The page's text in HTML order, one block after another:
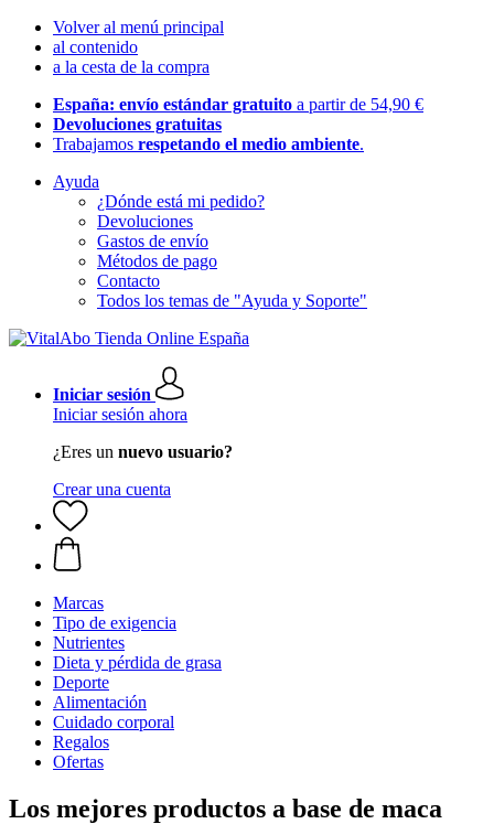
Volver al menú principal
al contenido
a la cesta de la compra
España: envío estándar gratuito a partir de 54,90 €
Devoluciones gratuitas
Trabajamos respetando el medio ambiente.
Ayuda
¿Dónde está mi pedido?
Devoluciones
Gastos de envío
Métodos de pago
Contacto
Todos los temas de "Ayuda y Soporte"
Iniciar sesión
Iniciar sesión ahora
¿Eres un nuevo usuario?
Crear una cuenta
Marcas
Tipo de exigencia
Nutrientes
Dieta y pérdida de grasa
Deporte
Alimentación
Cuidado corporal
Regalos
Ofertas
Los mejores productos a base de maca